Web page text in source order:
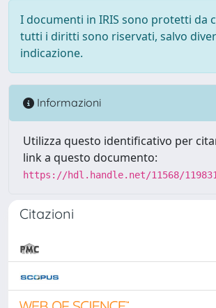
I documenti in IRIS sono protetti da
tutti i diritti sono riservati, salvo
indicazione.
Informazioni
Utilizza questo identificativo per
link a questo documento:
https://hdl.handle.net/11568/
Citazioni